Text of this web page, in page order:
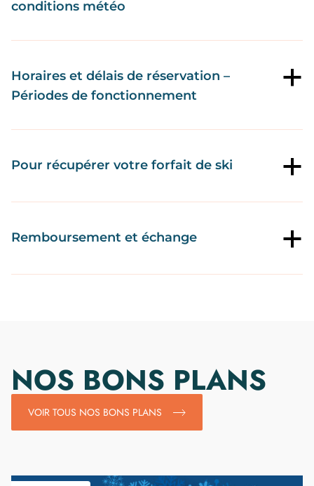
conditions météo
Horaires et délais de réservation –
Périodes de fonctionnement
a
Pour récupérer votre forfait de ski a
Remboursement et échange a
NOS BONS PLANS
VOIR TOUS NOS BONS PLANS